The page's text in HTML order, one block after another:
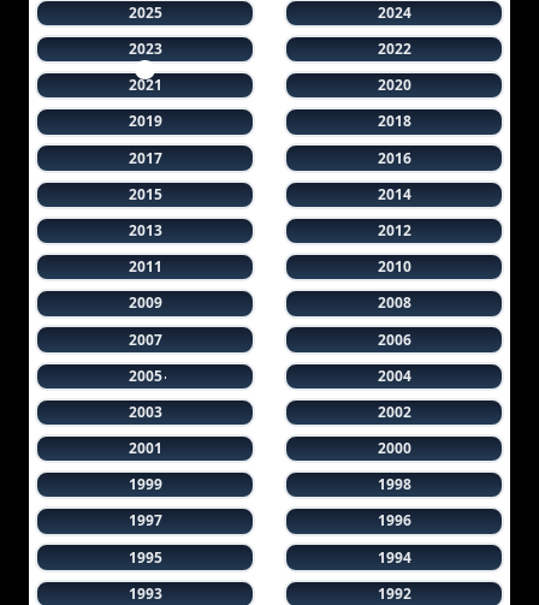
2025
2024
2023
2022
2021
2020
2019
2018
2017
2016
2015
2014
2013
2012
2011
2010
2009
2008
2007
2006
2005
2004
2003
2002
2001
2000
1999
1998
1997
1996
1995
1994
1993
1992